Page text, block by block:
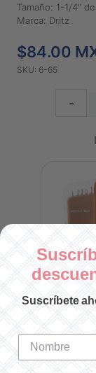
Diseños
Bordar
Tamaño: 1-1/4”
Marca: Dritz
$84.00
SKU: 6-65
-
10 CAJITA
AGUJAS
SKU:
$77.00
Suscríbete